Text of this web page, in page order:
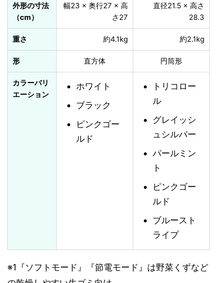
外形の寸法
（cm）
幅23 × 奥行27 × 高
さ27
直径21.5 × 高さ
28.3
重さ 約4.1kg 約2.1kg
形 直方体 円筒形
カラーバリ
エーション
ホワイト
ブラック
ピンクゴー
ルド
トリコロー
ル
グレイッシ
ュシルバー
パールミン
ト
ピンクゴー
ルド
ブルースト
ライプ
※1『ソフトモード』『節電モード』は野菜くずなど